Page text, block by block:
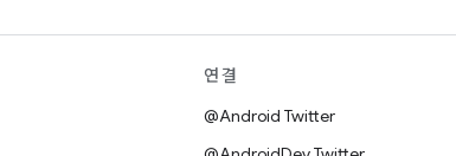
연결
@Android Twitter